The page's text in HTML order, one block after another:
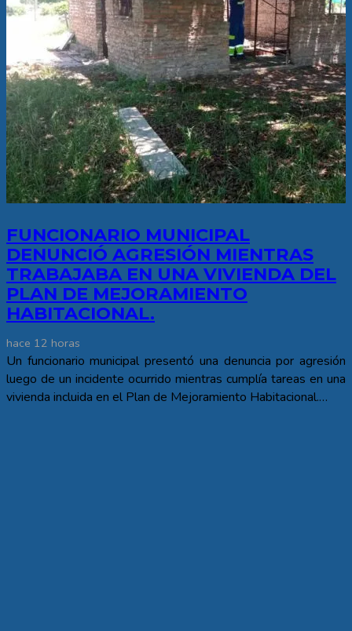
FUNCIONARIO MUNICIPAL
DENUNCIÓ AGRESIÓN MIENTRAS
TRABAJABA EN UNA VIVIENDA DEL
PLAN DE MEJORAMIENTO
HABITACIONAL.
hace 12 horas
Un funcionario municipal presentó una denuncia por agresión
luego de un incidente ocurrido mientras cumplía tareas en una
vivienda incluida en el Plan de Mejoramiento Habitacional.…